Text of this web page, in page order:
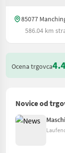
85077
586.04 km
Ocena trgovca4.4
Novice od